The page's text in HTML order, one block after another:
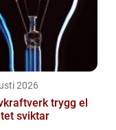
2026
trygg el
sviktar